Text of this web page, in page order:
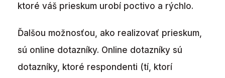
ktoré váš prieskum urobí poctivo a rýchlo.
Ďalšou možnosťou, ako realizovať prieskum,
sú online dotazníky. Online dotazníky sú
dotazníky, ktoré respondenti (tí, ktorí